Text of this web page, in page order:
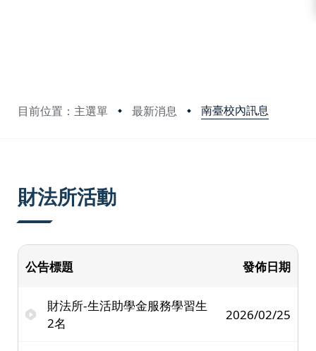
目前位置：主選單 最新消息 南臺校內訊息
財法所活動
公告標題 發佈日期
財法所-生活助學金服務學習生
2名
2026/02/25